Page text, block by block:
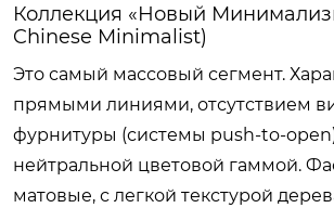
Коллекция «Новый
Chinese Minimalist)
Это самый массовый сегмент.
прямыми линиями, отсутствием
фурнитуры (системы push-to-
нейтральной цветовой гаммой.
матовые, с легкой текстурой